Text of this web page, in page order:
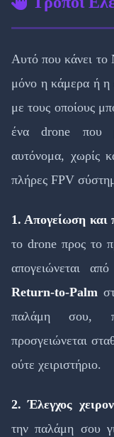
Αυτό που κάνει το
μόνο η κάμερα ή η
με τους οποίους
ένα drone που
αυτόνομα, χωρίς
πλήρες FPV
1. Απογείωση και
το drone προς το
απογειώνεται
Return-to-Palm
παλάμη σου,
προσγειώνεται
ούτε χειριστήριο.
2. Έλεγχος
την παλάμη σου